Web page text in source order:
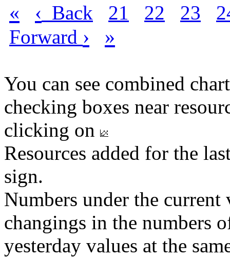
« ‹ Back 21 22 23
Forward › »
You can see combined
checking boxes near
clicking on
Resources added for the
sign.
Numbers under the
changings in the numbers
yesterday values at the